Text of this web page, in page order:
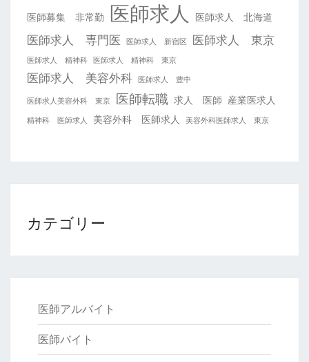
医師募集 非常勤 医師求人 医師求人 北海道
医師求人 専門医 医師求人 新宿区 医師求人 東京
医師求人 精神科 医師求人 精神科 東京
医師求人 美容外科 医師求人 豊中
医師求人美容外科 東京 医師転職 求人 医師 産業医求人
精神科 医師求人 美容外科 医師求人 美容外科医師求人 東京
カテゴリー
医師アルバイト
医師バイト